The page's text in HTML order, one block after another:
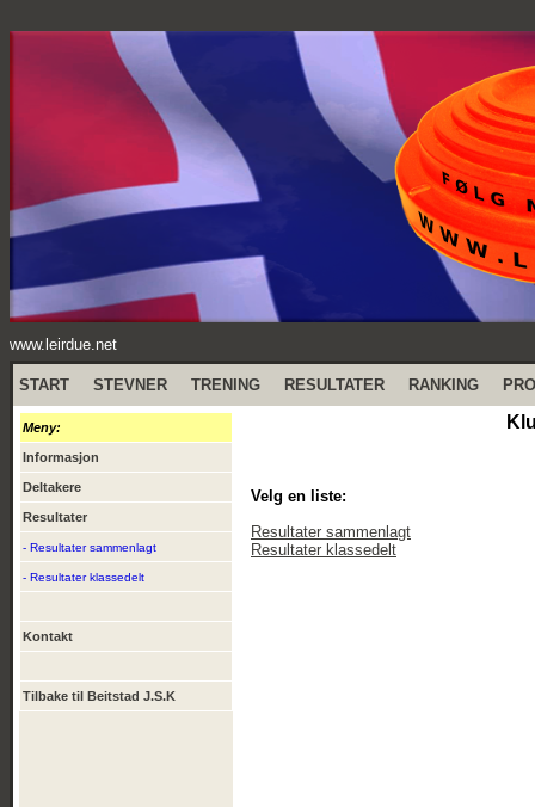
www.leirdue.net
START STEVNER TRENING RESULTATER RANKING
Meny:
Informasjon
Deltakere
Resultater
- Resultater sammenlagt
- Resultater klassedelt
Kontakt
Tilbake til Beitstad J.S.K
Velg en liste:
Resultater sammenlagt
Resultater klassedelt